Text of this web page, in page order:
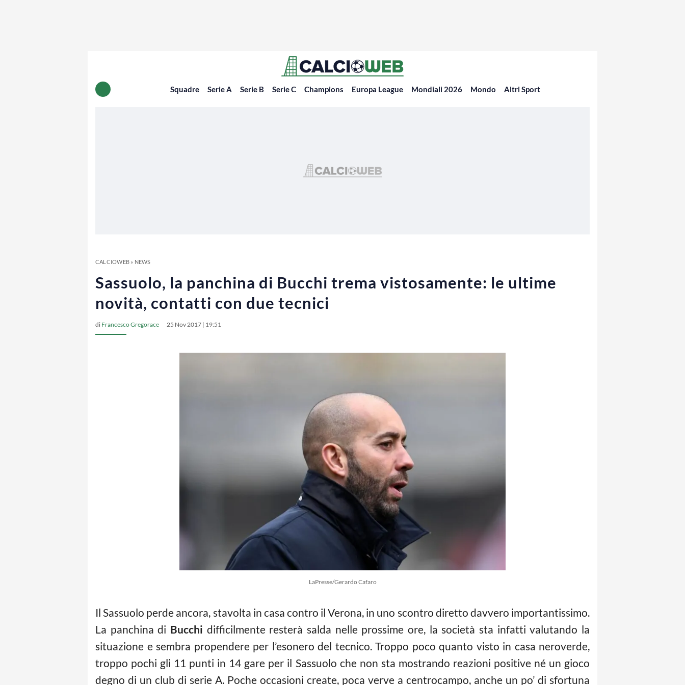
Squadre Serie A Serie B Serie C Champions Europa League Mondiali 2026 Mondo Altri Sport
CALCIOWEB» NEWS
Sassuolo, la panchina di Bucchi trema vistosamente: le ultime
novità, contatti con due tecnici
di Francesco Gregorace 25 Nov 2017 | 19:51
LaPresse/Gerardo Cafaro
Il Sassuolo perde ancora, stavolta in casa contro il Verona, in uno scontro diretto davvero importantissimo.
La panchina di Bucchi difficilmente resterà salda nelle prossime ore, la società sta infatti valutando la
situazione e sembra propendere per l’esonero del tecnico. Troppo poco quanto visto in casa neroverde,
troppo pochi gli 11 punti in 14 gare per il Sassuolo che non sta mostrando reazioni positive né un gioco
degno di un club di serie A. Poche occasioni create, poca verve a centrocampo, anche un po’ di sfortuna